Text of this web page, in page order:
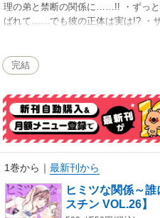
理の弟と禁断の関係に……!! ・ずっ
ばれて……でも彼の正体は実は!? ・
て3P 【執筆陣】春宮ぱんだ/小池マ
完結
1巻から ｜ 最新刊から
ヒミツな関係～
スチン VOL.26】